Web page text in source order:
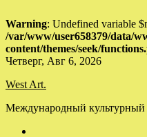
Warning: Undefined variable
/var/www/user658379/data/
content/themes/seek/
Skip
content
Четверг, Авг 6, 2026
West Art.
Международный культурный